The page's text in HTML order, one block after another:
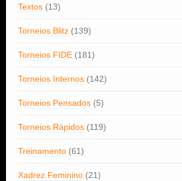
Textos (13)
Torneios Blitz (139)
Torneios FIDE (181)
Torneios Internos (142)
Torneios Pensados (5)
Torneios Rápidos (119)
Treinamento (61)
Xadrez Feminino (21)